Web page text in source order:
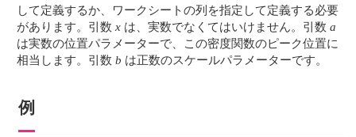
して定義するか、ワークシートの列を指定して定義する必要
があります。引数x は、実数でなくてはいけません。引数a
は実数の位置パラメーターで、この密度関数のピーク位置に
相当します。引数b は正数のスケールパラメーターです。
例